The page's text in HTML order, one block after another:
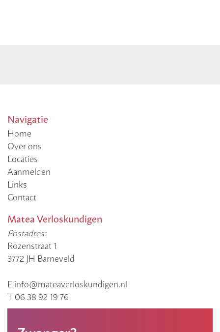
Navigatie
Home
Over ons
Locaties
Aanmelden
Links
Contact
Matea Verloskundigen
Postadres:
Rozenstraat 1
3772 JH Barneveld
E info@mateaverloskundigen.nl
T 06 38 92 19 76